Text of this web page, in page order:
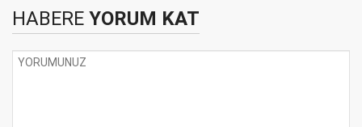
HABERE YORUM KAT